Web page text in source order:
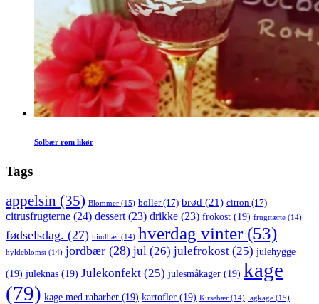
Solbær rom likør
Tags
appelsin (35) Blommer (15) boller(17) brød (21) citron (17)
citrusfrugterne (24) dessert (23) drikke (23) frokost (19) frugttærte (14)
fødselsdag. (27) hindbær (14) hverdag vinter(53)
hyldeblomst (14) jordbær (28) jul (26) julefrokost (25) julehygge
(19) juleknas (19) Julekonfekt (25) julesmåkager (19) kage
(79) kage med rabarber (19) kartofler (19) Kirsebær (14) lagkage (15)